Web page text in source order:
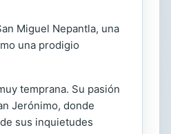
Miguel Nepantla, una
una prodigio
temprana. Su pasión
Jerónimo, donde
sus inquietudes